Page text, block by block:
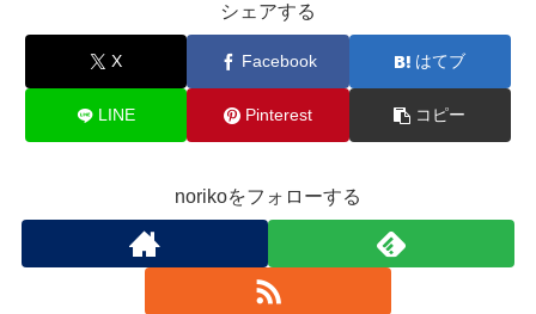
シェアする
X Facebook はてブ
LINE Pinterest コピー
norikoをフォローする